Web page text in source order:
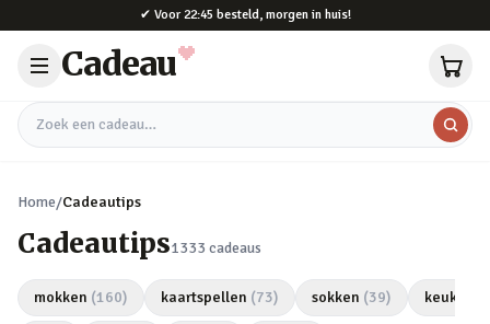
✔ Voor 22:45 besteld, morgen in huis!
Cadeau
Zoek een cadeau
Home/Cadeautips
Cadeautips1333 cadeaus
mokken (160) kaartspellen (73) sokken (39)